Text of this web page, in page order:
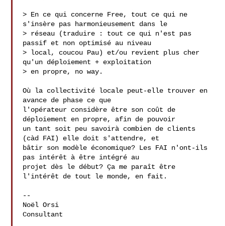
> En ce qui concerne Free, tout ce qui ne
s'insère pas harmonieusement dans le
> réseau (traduire : tout ce qui n'est pas
passif et non optimisé au niveau
> local, coucou Pau) et/ou revient plus cher
qu'un déploiement + exploitation
> en propre, no way.
Où la collectivité locale peut-elle trouver en
avance de phase ce que
l'opérateur considère être son coût de
déploiement en propre, afin de pouvoir
un tant soit peu savoirà combien de clients
(càd FAI) elle doit s'attendre, et
bâtir son modèle économique? Les FAI n'ont-ils
pas intérêt à être intégré au
projet dès le début? Ça me paraît être
l'intérêt de tout le monde, en fait.
--
Noël Orsi
Consultant